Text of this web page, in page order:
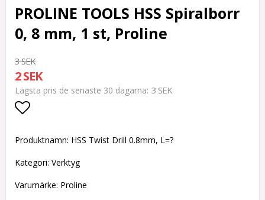
PROLINE TOOLS HSS Spiralborr
0, 8 mm, 1 st, Proline
3 SEK
2 SEK
Lägsta pris de senaste 30 dagarna 3 SEK
Produktnamn: HSS Twist Drill 0.8mm, L=?
Kategori: Verktyg
Varumärke: Proline